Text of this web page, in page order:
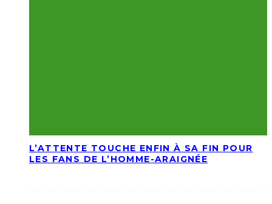
L’ATTENTE TOUCHE ENFIN À SA FIN POUR
LES FANS DE L’HOMME-ARAIGNÉE